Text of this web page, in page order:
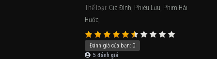
Thể loại: Gia Đình Phiêu Lưu Phim Hài
Hước
Đánh giá của bạn: 0
5 đánh giá